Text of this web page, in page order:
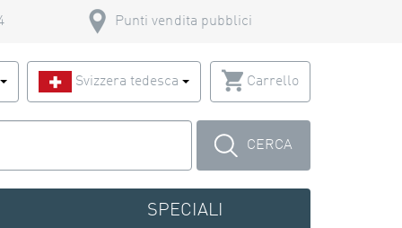
Punti vendita pubblici
Svizzera tedesca Carrello
CERCA
SPECIALI